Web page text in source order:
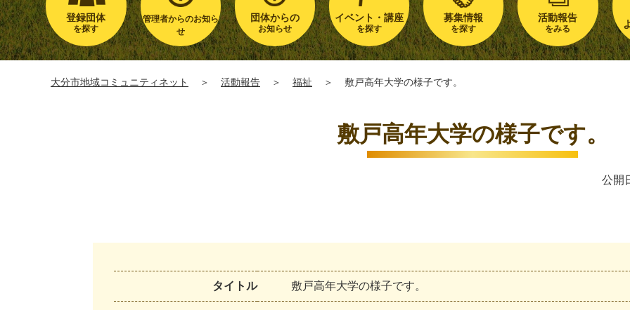
登録団体
を探す
管理者からのお知ら
せ
団体からの
お知らせ
イベント・講座
を探す
募集情報
を探す
活動報告
をみる
大分市地域コミュニティネット ＞ 活動報告 ＞ 福祉 ＞ 敷戸高年大学の様子です。
敷戸高年大学の様子です。
公開
タイトル 敷 戸高年大学の様子です。